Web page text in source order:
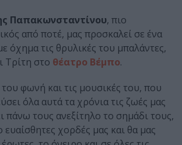
Παπακωνσταντίνου, πιο
από ποτέ, μας προσκαλεί σε ένα
όχημα τις θρυλικές του μπαλάντες,
Τρίτη στο θέατρο Βέμπο.
φωνή και τις μουσικές του, που
όλα αυτά τα χρόνια τις ζωές μας
πάνω τους ανεξίτηλο το σημάδι τους,
ευαίσθητες χορδές μας και θα μας